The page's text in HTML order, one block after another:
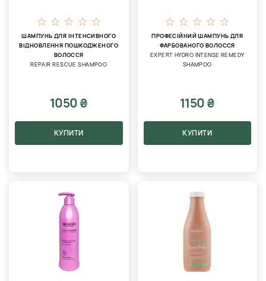
ШАМПУНЬ ДЛЯ ІНТЕНСИВНОГО
ВІДНОВЛЕННЯ ПОШКОДЖЕНОГО
ВОЛОССЯ
REPAIR RESCUE SHAMPOO
1050 ₴
КУПИТИ
ПРОФЕСІЙНИЙ ШАМПУНЬ ДЛЯ
ФАРБОВАНОГО ВОЛОССЯ
EXPERT HYDRO INTENSE REMEDY
SHAMPOO
1150 ₴
КУПИТИ